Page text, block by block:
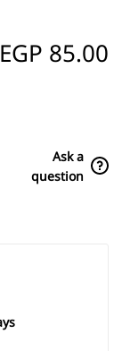
EGP 85.00
Ask a
question